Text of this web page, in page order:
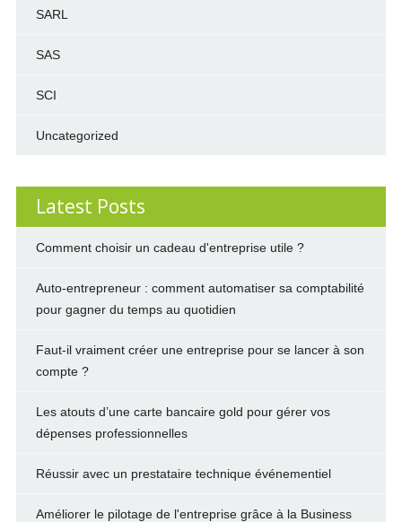
SARL
SAS
SCI
Uncategorized
Latest Posts
Comment choisir un cadeau d'entreprise utile ?
Auto-entrepreneur : comment automatiser sa comptabilité
pour gagner du temps au quotidien
Faut-il vraiment créer une entreprise pour se lancer à son
compte ?
Les atouts d’une carte bancaire gold pour gérer vos
dépenses professionnelles
Réussir avec un prestataire technique événementiel
Améliorer le pilotage de l'entreprise grâce à la Business